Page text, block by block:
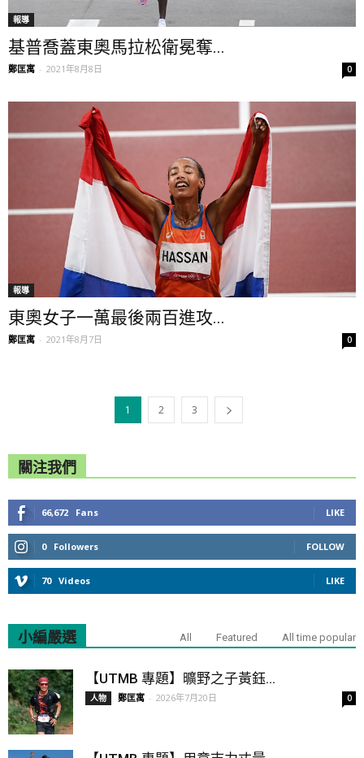
報導
基普喬蓋東奧馬拉松衛冕奪...
鄭匡寓 - 2021年8月8日 0
報導
東奧女子一萬最後兩百進攻...
鄭匡寓 - 2021年8月7日 0
1 2 3
關注我們
66,672 Fans LIKE
0 Followers FOLLOW
70 Videos LIKE
小編嚴選 All Featured All time popular
【UTMB 專題】曠野之子黃鈺...
人物 鄭匡寓 - 2026年7月20日 0